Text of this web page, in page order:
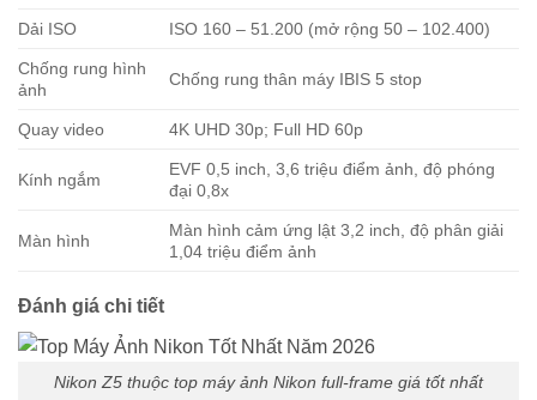
Dải ISO ISO 160 – 51.200 (mở rộng 50 – 102.400)
Chống rung hình
ảnh
Chống rung thân máy IBIS 5 stop
Quay video 4K UHD 30p; Full HD 60p
Kính ngắm
EVF 0,5 inch, 3,6 triệu điểm ảnh, độ phóng
đại 0,8x
Màn hình
Màn hình cảm ứng lật 3,2 inch, độ phân giải
1,04 triệu điểm ảnh
Đánh giá chi tiết
Nikon Z5 thuộc top máy ảnh Nikon full-frame giá tốt nhất